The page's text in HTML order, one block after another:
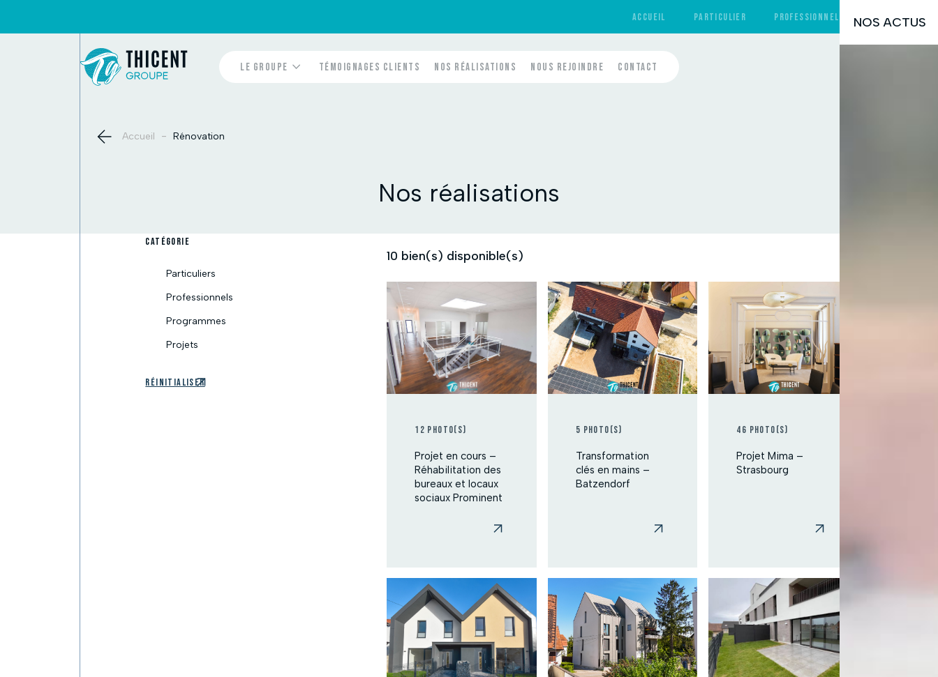
ACCUEIL PARTICULIER PROFESSIONNEL LE GROUPE
LE GROUPE
Qui sommes-nous Nos équipes
TÉMOIGNAGES CLIENTS NOS RÉALISATIONS NOUS REJOINDRE CONTACT
Nos réalisations
Accueil - Rénovation
CATÉGORIE
Particuliers
Professionnels
Programmes
Projets
Réinitialiser
10 bien(s) disponible(s)
12 photo(s)
Projet en cours –
Réhabilitation des
bureaux et locaux
sociaux Prominent
5 photo(s)
Transformation
clés en mains –
Batzendorf
46 photo(s)
Projet Mima –
Strasbourg